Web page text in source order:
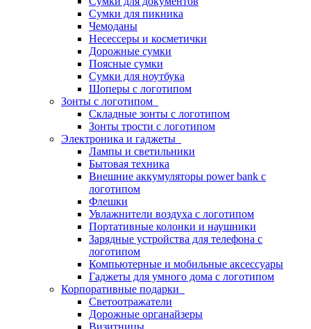
Сумки для пикника
Чемоданы
Несессеры и косметички
Дорожные сумки
Поясные сумки
Сумки для ноутбука
Шоперы с логотипом
Зонты с логотипом
Складные зонты с логотипом
Зонты трости с логотипом
Электроника и гаджеты
Лампы и светильники
Бытовая техника
Внешние аккумуляторы power bank с
логотипом
Флешки
Увлажнители воздуха с логотипом
Портативные колонки и наушники
Зарядные устройства для телефона с
логотипом
Компьютерные и мобильные аксессуары
Гаджеты для умного дома с логотипом
Корпоративные подарки
Светоотражатели
Дорожные органайзеры
Визитницы